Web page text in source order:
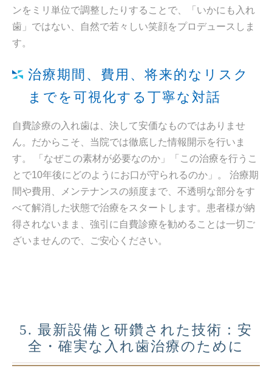
ンをミリ単位で調整したりすることで、「いかにも入れ
歯」ではない、自然で若々しい笑顔をプロデュースしま
す。
治療期間、費用、将来的なリスク
までを可視化する丁寧な対話
自費診療の入れ歯は、決して安価なものではありませ
ん。だからこそ、当院では徹底した情報開示を行いま
す。 「なぜこの素材が必要なのか」「この治療を行うこ
とで10年後にどのようにお口が守られるのか」。 治療期
間や費用、メンテナンスの頻度まで、不透明な部分をす
べて解消した状態で治療をスタートします。患者様が納
得されないまま、強引に自費診療を勧めることは一切ご
ざいませんので、ご安心ください。
5. 最新設備と研鑽された技術：安
全・確実な入れ歯治療のために